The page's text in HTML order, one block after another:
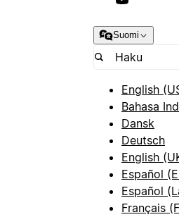
Suomi
English
Bahasa
Dansk
Deutsch
English
Español
Español
Français